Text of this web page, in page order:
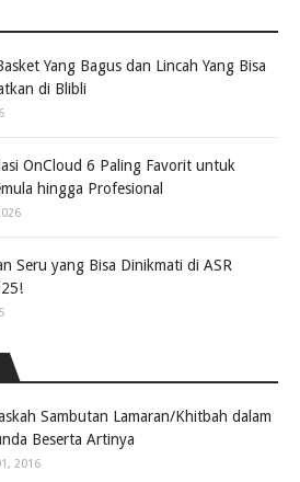
Yang Bagus dan Lincah Yang Bisa
di Blibli
OnCloud 6 Paling Favorit untuk
hingga Profesional
Seru yang Bisa Dinikmati di ASR
Sambutan Lamaran/Khitbah dalam
Beserta Artinya
2016